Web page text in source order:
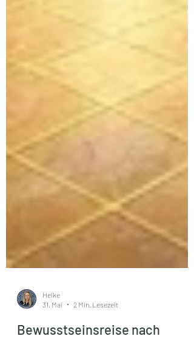
31. Mai
2 Min. Lesezeit